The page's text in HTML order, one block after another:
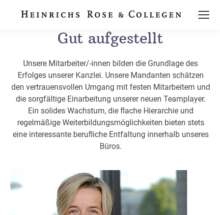
Gut aufgestellt
Unsere Mitarbeiter/-innen bilden die Grundlage des
Erfolges unserer Kanzlei. Unsere Mandanten schätzen
den vertrauensvollen Umgang mit festen Mitarbeitern und
die sorgfältige Einarbeitung unserer neuen Teamplayer.
Ein solides Wachstum, die flache Hierarchie und
regelmäßige Weiterbildungsmöglichkeiten bieten stets
eine interessante berufliche Entfaltung innerhalb unseres
Büros.